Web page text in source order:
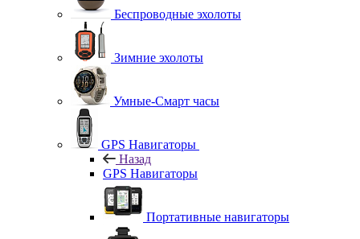
Беспроводные эхолоты
Зимние эхолоты
Умные-Смарт часы
GPS Навигаторы
Назад
GPS Навигаторы
Портативные навигаторы